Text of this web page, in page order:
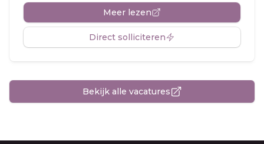
Meer lezen
Direct solliciteren
Bekijk alle vacatures